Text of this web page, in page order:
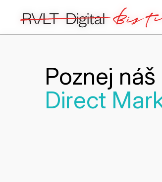
Poznej náš
Direct